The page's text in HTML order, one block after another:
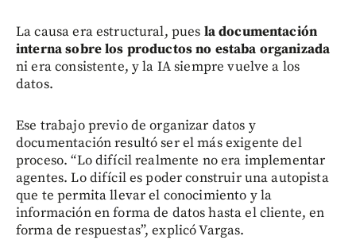
La causa era estructural, pues la documentación
interna sobre los productos no estaba organizada
ni era consistente, y la IA siempre vuelve a los
datos.
Ese trabajo previo de organizar datos y
documentación resultó ser el más exigente del
proceso. “Lo difícil realmente no era implementar
agentes. Lo difícil es poder construir una autopista
que te permita llevar el conocimiento y la
información en forma de datos hasta el cliente, en
forma de respuestas”, explicó Vargas.